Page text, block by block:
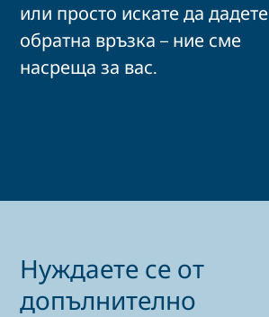
или просто искате да дадете
обратна връзка – ние сме
насреща за вас.
Нуждаете се от
допълнително